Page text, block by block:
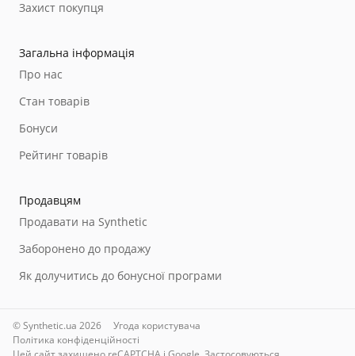
Захист покупця
Загальна інформація
Про нас
Стан товарів
Бонуси
Рейтинг товарів
Продавцям
Продавати на Synthetic
Заборонено до продажу
Як долучитись до бонусної програми
© Synthetic.ua 2026
Угода користувача
Політика конфіденційності